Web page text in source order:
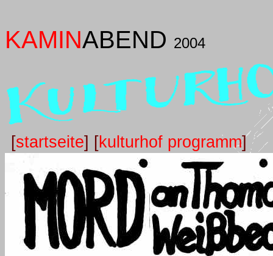
KAMINABEND 2004
[startseite] [kulturhof programm]